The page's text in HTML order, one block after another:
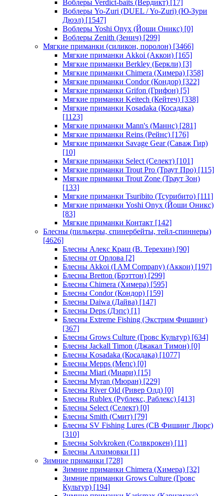
Воблеры Verdict-baits (Вердикт) [17]
Воблеры Yo-Zuri (DUEL / Yo-Zuri) (Ю-Зури
Дюэл) [1547]
Воблеры Yoshi Onyx (Йоши Оникс) [0]
Воблеры Zenith (Зенич) [299]
Мягкие приманки (силикон, поролон) [3466]
Мягкие приманки Akkoi (Аккои) [165]
Мягкие приманки Berkley (Беркли) [3]
Мягкие приманки Chimera (Химера) [358]
Мягкие приманки Condor (Кондор) [322]
Мягкие приманки Grifon (Грифон) [5]
Мягкие приманки Keitech (Кейтеч) [338]
Мягкие приманки Kosadaka (Косадака)
[1123]
Мягкие приманки Mann's (Маннс) [281]
Мягкие приманки Reins (Рейнс) [176]
Мягкие приманки Savage Gear (Саваж Гир)
[10]
Мягкие приманки Select (Селект) [101]
Мягкие приманки Trout Pro (Траут Про) [115]
Мягкие приманки Trout Zone (Траут Зон)
[133]
Мягкие приманки Tsuribito (Тсурибито) [111]
Мягкие приманки Yoshi Onyx (Йоши Оникс)
[83]
Мягкие приманки Контакт [142]
Блесны (пилькеры, спинербейты, тейл-спиннеры)
[4626]
Блесны Алекс Краш (В. Терехин) [90]
Блесны от Орлова [2]
Блесны Akkoi (I AM Company) (Аккои) [197]
Блесны Bretton (Брэттон) [299]
Блесны Chimera (Химера) [595]
Блесны Condor (Кондор) [159]
Блесны Daiwa (Дайва) [147]
Блесны Deps (Дэпс) [1]
Блесны Extreme Fishing (Экстрим Фишинг)
[367]
Блесны Grows Culture (Гровс Культур) [634]
Блесны Jackall Timon (Джакал Тимон) [0]
Блесны Kosadaka (Косадака) [1077]
Блесны Mepps (Мепс) [0]
Блесны Miari (Миари) [15]
Блесны Myran (Мюран) [229]
Блесны River Old (Ривер Олд) [0]
Блесны Rublex (Рублекс, Раблекс) [413]
Блесны Select (Селект) [0]
Блесны Smith (Смит) [79]
Блесны SV Fishing Lures (СВ Фишинг Люрс)
[310]
Блесны Solvkroken (Солвкрокен) [11]
Блесны Алхимовки [1]
Зимние приманки [728]
Зимние приманки Chimera (Химера) [32]
Зимние приманки Grows Culture (Гровс
Культур) [194]